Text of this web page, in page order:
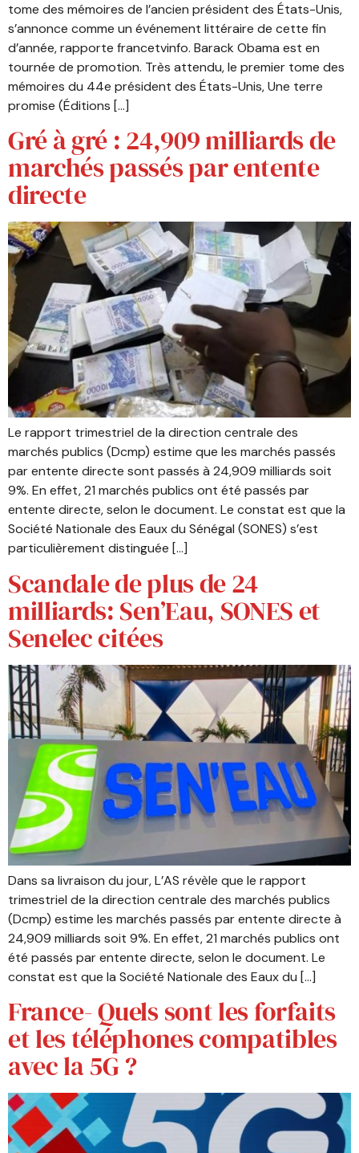
tome des mémoires de l’ancien président des États-Unis,
s’annonce comme un événement littéraire de cette fin
d’année, rapporte francetvinfo. Barack Obama est en
tournée de promotion. Très attendu, le premier tome des
mémoires du 44e président des États-Unis, Une terre
promise (Éditions […]
Gré à gré : 24,909 milliards de
marchés passés par entente
directe
Le rapport trimestriel de la direction centrale des
marchés publics (Dcmp) estime que les marchés passés
par entente directe sont passés à 24,909 milliards soit
9%. En effet, 21 marchés publics ont été passés par
entente directe, selon le document. Le constat est que la
Société Nationale des Eaux du Sénégal (SONES) s’est
particulièrement distinguée […]
Scandale de plus de 24
milliards: Sen’Eau, SONES et
Senelec citées
Dans sa livraison du jour, L’AS révèle que le rapport
trimestriel de la direction centrale des marchés publics
(Dcmp) estime les marchés passés par entente directe à
24,909 milliards soit 9%. En effet, 21 marchés publics ont
été passés par entente directe, selon le document. Le
constat est que la Société Nationale des Eaux du […]
France- Quels sont les forfaits
et les téléphones compatibles
avec la 5G ?